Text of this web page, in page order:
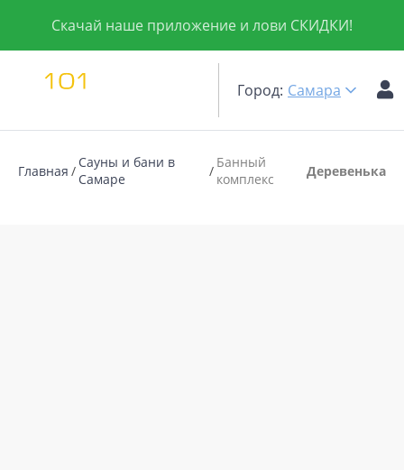
Скачай наше приложение и лови СКИДКИ!
Город: Самара
Главная
Сауны и бани в
Самаре
Банный
комплекс
Деревенька